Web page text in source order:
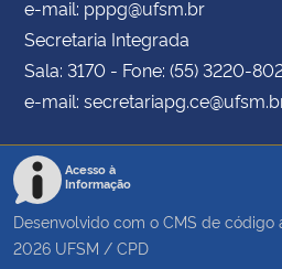
e-mail: pppg@ufsm.br
Secretaria Integrada
Sala: 3170 - Fone: (55) 3220-
e-mail:
Acesso à
Informação
Desenvolvido com o CMS de código
2026 UFSM / CPD